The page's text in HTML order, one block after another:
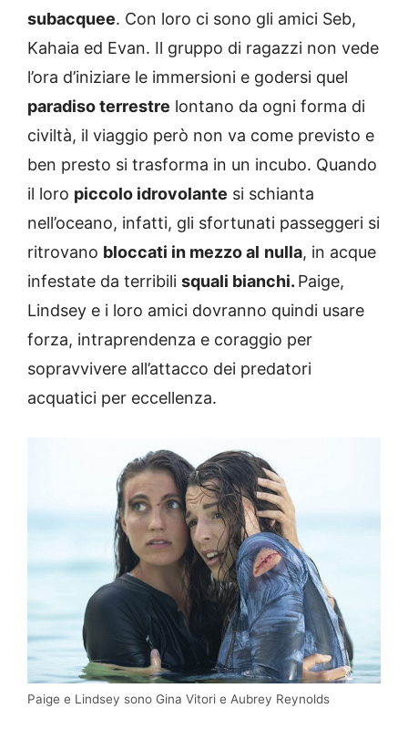
subacquee. Con loro ci sono gli amici Seb,
Kahaia ed Evan. Il gruppo di ragazzi non vede
l’ora d’iniziare le immersioni e godersi quel
paradiso terrestre lontano da ogni forma di
civiltà, il viaggio però non va come previsto e
ben presto si trasforma in un incubo. Quando
il loro piccolo idrovolante si schianta
nell’oceano, infatti, gli sfortunati passeggeri si
ritrovano bloccati in mezzo al nulla, in acque
infestate da terribili squali bianchi. Paige,
Lindsey e i loro amici dovranno quindi usare
forza, intraprendenza e coraggio per
sopravvivere all’attacco dei predatori
acquatici per eccellenza.
Paige e Lindsey sono Gina Vitori e Aubrey Reynolds